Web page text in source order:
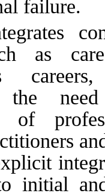
failure.
as
the
of
initial